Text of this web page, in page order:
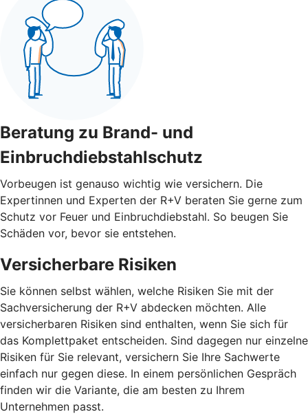
Beratung zu Brand- und
Einbruchdiebstahlschutz
Vorbeugen ist genauso wichtig wie versichern. Die
Expertinnen und Experten der R+V beraten Sie gerne zum
Schutz vor Feuer und Einbruchdiebstahl. So beugen Sie
Schäden vor, bevor sie entstehen.
Versicherbare Risiken
Sie können selbst wählen, welche Risiken Sie mit der
Sachversicherung der R+V abdecken möchten. Alle
versicherbaren Risiken sind enthalten, wenn Sie sich für
das Komplettpaket entscheiden. Sind dagegen nur einzelne
Risiken für Sie relevant, versichern Sie Ihre Sachwerte
einfach nur gegen diese. In einem persönlichen Gespräch
finden wir die Variante, die am besten zu Ihrem
Unternehmen passt.